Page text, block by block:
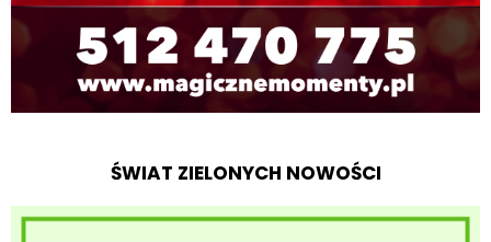
ŚWIAT ZIELONYCH NOWOŚCI